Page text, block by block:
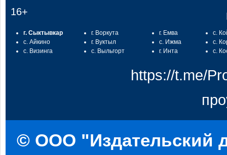
16+
г. Сыктывкар
с. Айкино
с. Визинга
г. Воркута
г. Вуктыл
с. Выльгорт
г. Емва
с. Ижма
г. Инта
с.
с.
с.
https://t.me/
© ООО "Издательский